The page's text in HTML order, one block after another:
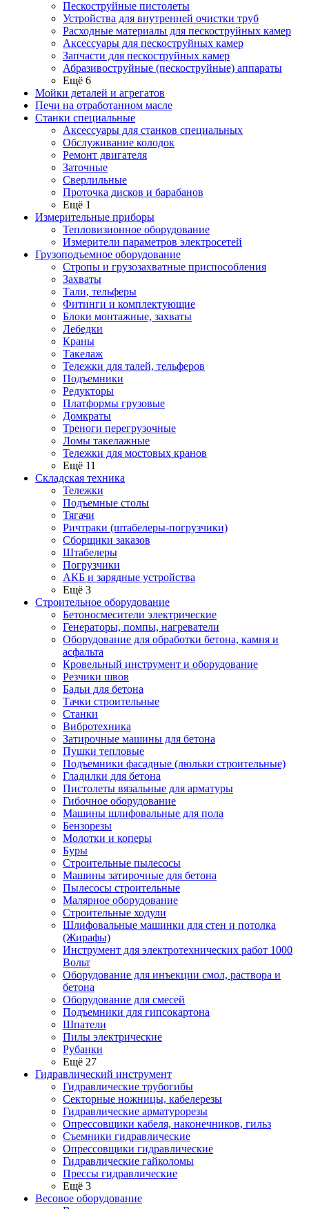
Пескоструйные пистолеты
Устройства для внутренней очистки труб
Расходные материалы для пескоструйных камер
Аксессуары для пескоструйных камер
Запчасти для пескоструйных камер
Абразивоструйные (пескоструйные) аппараты
Ещё 6
Мойки деталей и агрегатов
Печи на отработанном масле
Станки специальные
Аксессуары для станков специальных
Обслуживание колодок
Ремонт двигателя
Заточные
Сверлильные
Проточка дисков и барабанов
Ещё 1
Измерительные приборы
Тепловизионное оборудование
Измерители параметров электросетей
Грузоподъемное оборудование
Стропы и грузозахватные приспособления
Захваты
Тали, тельферы
Фитинги и комплектующие
Блоки монтажные, захваты
Лебедки
Краны
Такелаж
Тележки для талей, тельферов
Подъемники
Редукторы
Платформы грузовые
Домкраты
Треноги перегрузочные
Ломы такелажные
Тележки для мостовых кранов
Ещё 11
Складская техника
Тележки
Подъемные столы
Тягачи
Ричтраки (штабелеры-погрузчики)
Сборщики заказов
Штабелеры
Погрузчики
АКБ и зарядные устройства
Ещё 3
Строительное оборудование
Бетоносмесители электрические
Генераторы, помпы, нагреватели
Оборудование для обработки бетона, камня и
асфальта
Кровельный инструмент и оборудование
Резчики швов
Бадьи для бетона
Тачки строительные
Станки
Вибротехника
Затирочные машины для бетона
Пушки тепловые
Подъемники фасадные (люльки строительные)
Гладилки для бетона
Пистолеты вязальные для арматуры
Гибочное оборудование
Машины шлифовальные для пола
Бензорезы
Молотки и коперы
Буры
Строительные пылесосы
Машины затирочные для бетона
Пылесосы строительные
Малярное оборудование
Строительные ходули
Шлифовальные машинки для стен и потолка
(Жирафы)
Инструмент для электротехнических работ 1000
Вольт
Оборудование для инъекции смол, раствора и
бетона
Оборудование для смесей
Подъемники для гипсокартона
Шпатели
Пилы электрические
Рубанки
Ещё 27
Гидравлический инструмент
Гидравлические трубогибы
Секторные ножницы, кабелерезы
Гидравлические арматурорезы
Опрессовщики кабеля, наконечников, гильз
Съемники гидравлические
Опрессовщики гидравлические
Гидравлические гайколомы
Прессы гидравлические
Ещё 3
Весовое оборудование